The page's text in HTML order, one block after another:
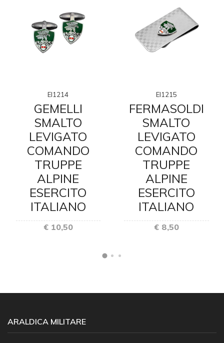
EI1214
GEMELLI
SMALTO
LEVIGATO
COMANDO
TRUPPE
ALPINE
ESERCITO
ITALIANO
€ 10,50
EI1215
FERMASOLDI
SMALTO
LEVIGATO
COMANDO
TRUPPE
ALPINE
ESERCITO
ITALIANO
€ 8,50
ARALDICA MILITARE